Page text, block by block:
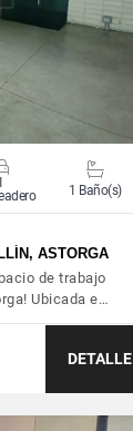
1 Baño(s)
ASTORGA
de trabajo
Ubicada e…
DETALLE